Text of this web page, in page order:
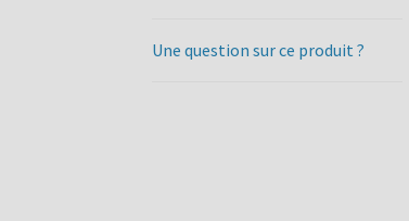
Une question sur ce produit ?